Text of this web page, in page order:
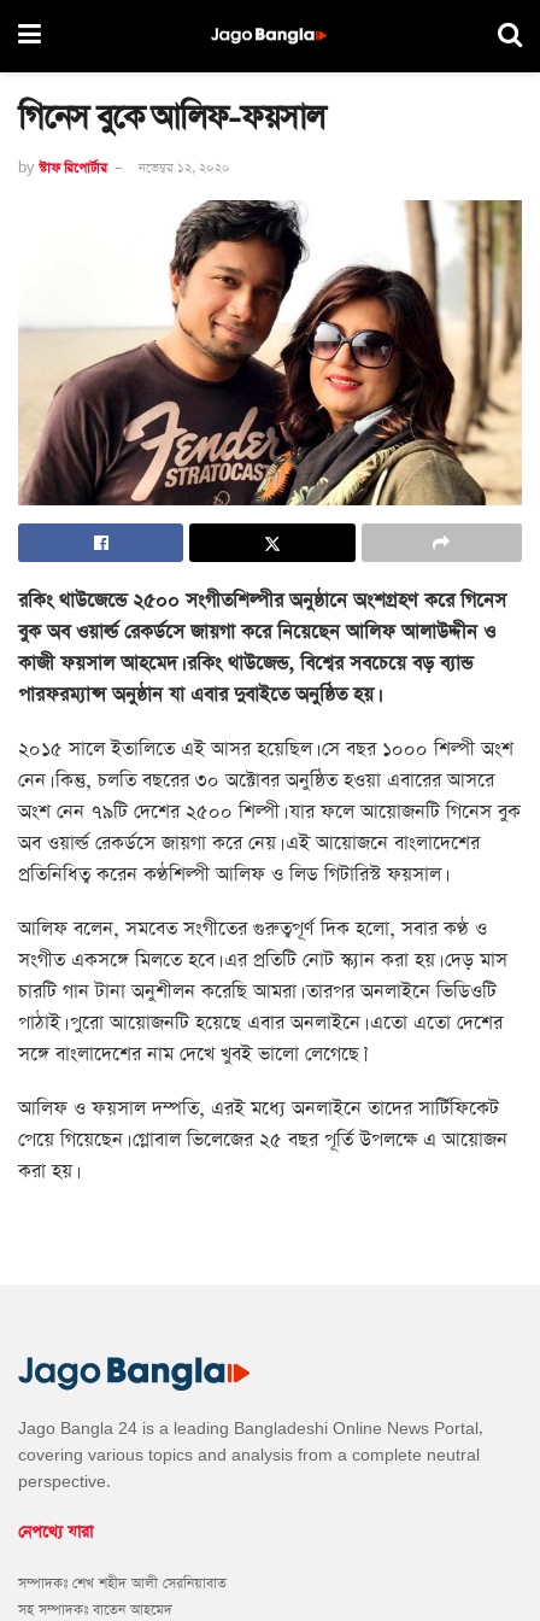
গিনেস বুকে আলিফ-ফয়সাল
by স্টাফ রিপোর্টার নভেম্বর ১২, ২০২০
রকিং থাউজেন্ডে ২৫০০ সংগীতশিল্পীর অনুষ্ঠানে অংশগ্রহণ করে গিনেস
বুক অব ওয়ার্ল্ড রেকর্ডসে জায়গা করে নিয়েছেন আলিফ আলাউদ্দীন ও
কাজী ফয়সাল আহমেদ। রকিং থাউজেন্ড, বিশ্বের সবচেয়ে বড় ব্যান্ড
পারফরম্যান্স অনুষ্ঠান যা এবার দুবাইতে অনুষ্ঠিত হয়।
২০১৫ সালে ইতালিতে এই আসর হয়েছিল। সে বছর ১০০০ শিল্পী অংশ
নেন। কিন্তু, চলতি বছরের ৩০ অক্টোবর অনুষ্ঠিত হওয়া এবারের আসরে
অংশ নেন ৭৯টি দেশের ২৫০০ শিল্পী। যার ফলে আয়োজনটি গিনেস বুক
অব ওয়ার্ল্ড রেকর্ডসে জায়গা করে নেয়। এই আয়োজনে বাংলাদেশের
প্রতিনিধিত্ব করেন কণ্ঠশিল্পী আলিফ ও লিড গিটারিস্ট ফয়সাল।
আলিফ বলেন, সমবেত সংগীতের গুরুত্বপূর্ণ দিক হলো, সবার কণ্ঠ ও
সংগীত একসঙ্গে মিলতে হবে। এর প্রতিটি নোট স্ক্যান করা হয়। দেড় মাস
চারটি গান টানা অনুশীলন করেছি আমরা। তারপর অনলাইনে ভিডিওটি
পাঠাই। পুরো আয়োজনটি হয়েছে এবার অনলাইনে। এতো এতো দেশের
সঙ্গে বাংলাদেশের নাম দেখে খুবই ভালো লেগেছে।’
আলিফ ও ফয়সাল দম্পতি, এরই মধ্যে অনলাইনে তাদের সার্টিফিকেট
পেয়ে গিয়েছেন। গ্লোবাল ভিলেজের ২৫ বছর পূর্তি উপলক্ষে এ আয়োজন
করা হয়।
Jago Bangla 24 is a leading Bangladeshi Online News Portal,
covering various topics and analysis from a complete neutral
perspective.
নেপথ্যে যারা
সম্পাদকঃ শেখ শহীদ আলী সেরনিয়াবাত
সহ সম্পাদকঃ বাতেন আহমেদ